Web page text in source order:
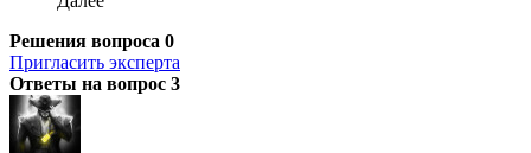
Решения вопроса 0
Пригласить эксперта
Ответы на вопрос 3